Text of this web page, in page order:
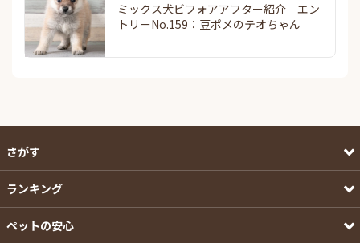
ミックス犬ビフォアアフター紹介 エン
トリーNo.159：豆ポメのテオちゃん
さがす
ランキング
ペットの安心